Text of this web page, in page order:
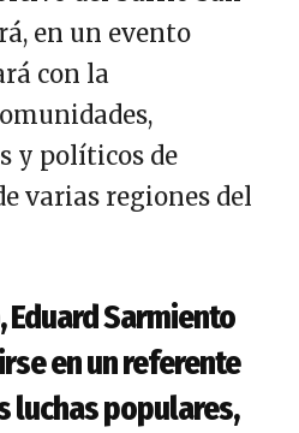
en un evento
con la
y políticos de
varias regiones del
Eduard Sarmiento
en un referente
luchas populares,